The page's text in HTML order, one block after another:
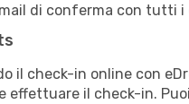
di conferma con tutti
il check-in online con
effettuare il check-in.